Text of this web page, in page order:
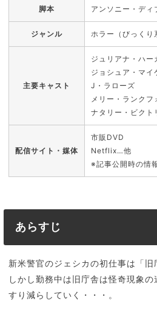
脚本 アンソニー・ディ
ジャンル ホラー（びっくり
主要キャスト
ジュリアナ・ハー
ジョシュア・マイ
J・ラローズ
メリー・ランクフ
ナタリー・ビクト
配信サイト・媒体
市販DVD
Netflix…他
※記事公開時の情
あらすじ
新米警官のジェシカの初仕事は「旧
しかし勤務中は旧庁舎は怪奇現象
すり減らしていく・・・。